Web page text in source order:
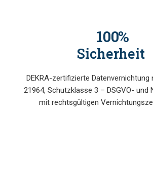
100%
Sicherheit
DEKRA-zertifizierte Datenvernichtung
21964, Schutzklasse 3 – DSGVO- und
mit rechtsgültigen